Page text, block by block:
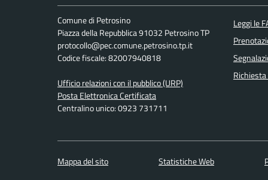
Comune di Petrosino
Piazza della Repubblica 91032 Petrosino TP
protocollo@pec.comune.petrosino.tp.it
Codice fiscale: 82007940818
Ufficio relazioni con il pubblico (URP)
Posta Elettronica Certificata
Centralino unico: 0923 731711
Leggi le
Mappa del sito Statistiche Web